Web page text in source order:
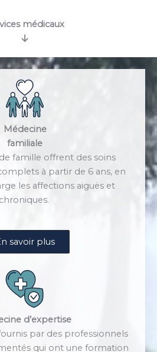
médicaux
Médecine
familiale
famille offrent des soins
à partir de 6 ans, en
les affections aiguës et
chroniques.
savoir plus
d’expertise
par des professionnels
qui ont une formation